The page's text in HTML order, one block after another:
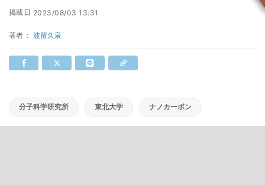
掲載日 2023/08/03 13:31
著者： 波留久泉
分子科学研究所 東北大学 ナノカーボン